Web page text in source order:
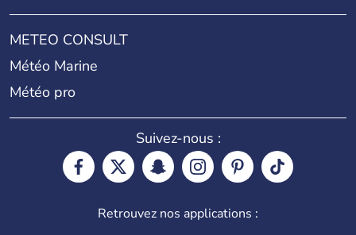
METEO CONSULT
Météo Marine
Météo pro
Suivez-nous :
Retrouvez nos applications :